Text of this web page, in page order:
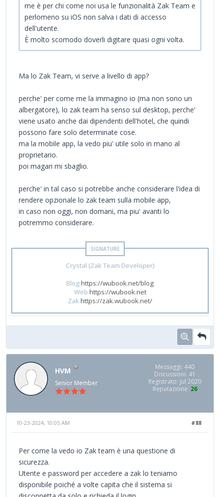
me è per chi come noi usa le funzionalità Zak Team e
perlomeno su iOS non salva i dati di accesso
dell'utente.
È molto scomodo doverli digitare quasi ogni volta.
Ma lo Zak Team, vi serve a livello di app?
perche' per come me la immagino io (ma non sono un
albergatore), lo zak team ha senso sul desktop, perche'
viene usato anche dai dipendenti dell'hotel, che quindi
possono fare solo determinate cose.
ma la mobile app, la vedo piu' utile solo in mano al
proprietario.
poi magari mi sbaglio.
perche' in tal caso si potrebbe anche considerare l'idea di
rendere opzionale lo zak team sulla mobile app,
in caso non oggi, non domani, ma piu' avanti lo
potremmo considerare.
Crystal (Zak Team Developer)
Bloghttps://wubook.net/blog
Web https://wubook.net
Zakhttps://zak.wubook.net/
HVM
Senior Member
Messaggi: 440
Discussioni: 41
Registrato: Jul 2020
Reputazione: 26
#88
10-23-2024, 10:05 AM
Per come la vedo io Zak team è una questione di
sicurezza.
Utente e password per accedere a zak lo teniamo
disponibile poiché a volte capita che il sistema si